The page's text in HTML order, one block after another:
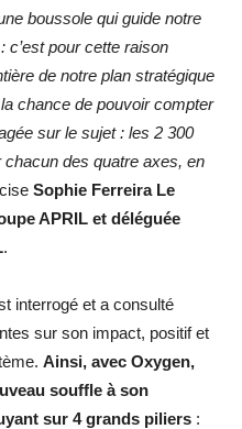
boussole qui guide notre
c’est pour cette raison
de notre plan stratégique
chance de pouvoir compter
sur le sujet : les 2 300
des quatre axes, en
Sophie Ferreira Le
APRIL et déléguée
.
interrogé et a consulté
sur son impact, positif et
Ainsi, avec Oxygen,
souffle à son
sur 4 grands piliers :